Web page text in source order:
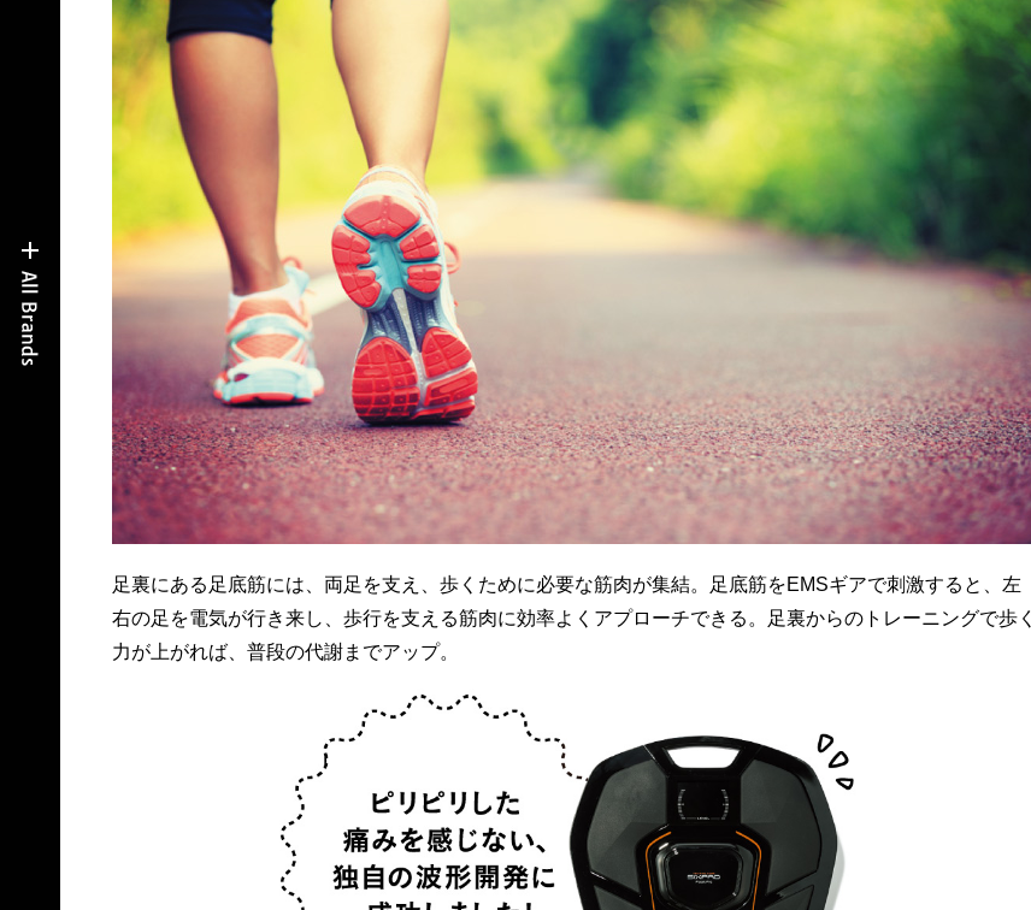
足裏にある足底筋には、両足を支え、歩くために必要な筋肉が集結。足底筋をEMSギアで刺激すると、左
右の足を電気が行き来し、歩行を支える筋肉に効率よくアプローチできる。足裏からのトレーニングで歩く
力が上がれば、普段の代謝までアップ。